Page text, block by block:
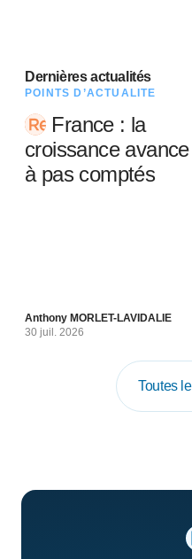
Dernières actualités
POINTS D’ACTUALITÉ
France : la
croissance avance
à pas comptés
Anthony MORLET-LAVIDALIE
30 juil. 2026
Toutes